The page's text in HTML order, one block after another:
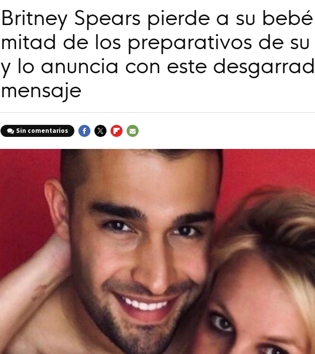
Britney Spears pierde a su
mitad de los preparativos de
y lo anuncia con este
mensaje
Sin comentarios
MAIL